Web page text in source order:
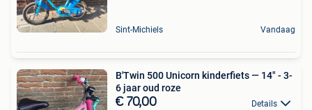
Sint-Michiels Vandaag
B'Twin 500 Unicorn kinderfiets — 14" - 3-
6 jaar oud roze
€ 70,00 Details